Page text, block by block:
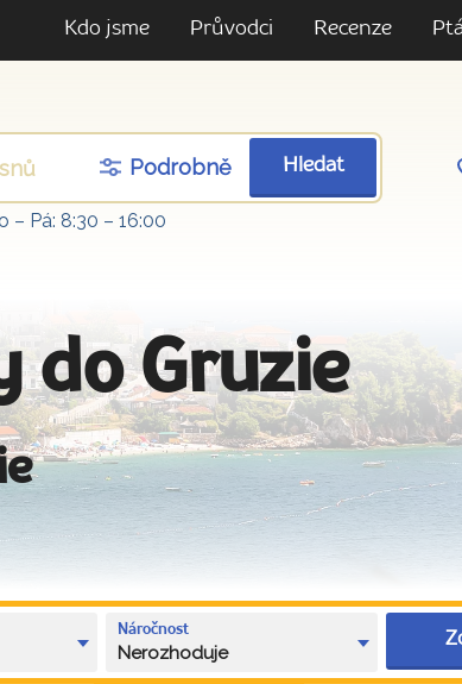
Kdo jsme Průvodci Recenze
Podrobně Hledat
– Pá: 8:30 – 16:00
do Gruzie
Náročnost
Nerozhoduje